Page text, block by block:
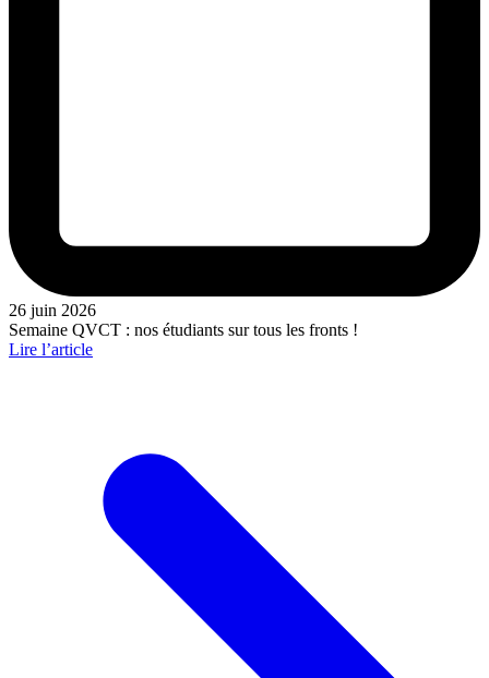
26 juin 2026
Semaine QVCT : nos étudiants sur tous les fronts !
Lire l’article